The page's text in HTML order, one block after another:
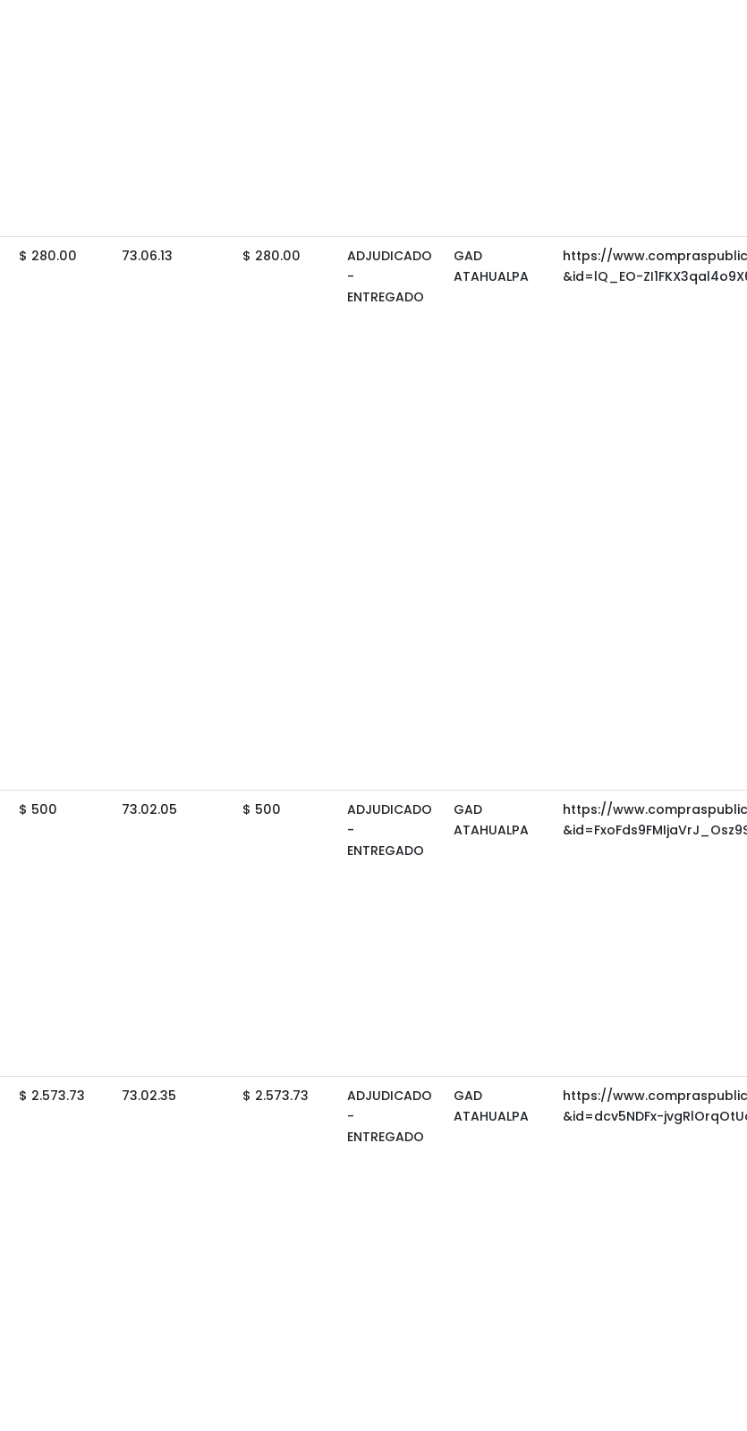
$ 280.00 73.06.13 $ 280.00
ADJUDICADO
-
ENTREGADO
GAD
ATAHUALPA
https://
&id=lQ_EO-
$ 500 73.02.05 $ 500
ADJUDICADO
-
ENTREGADO
GAD
ATAHUALPA
https://
$ 2.573.73 73.02.35 $ 2.573.73
ADJUDICADO
-
ENTREGADO
GAD
ATAHUALPA
https://
&id=dcv5NDFx-